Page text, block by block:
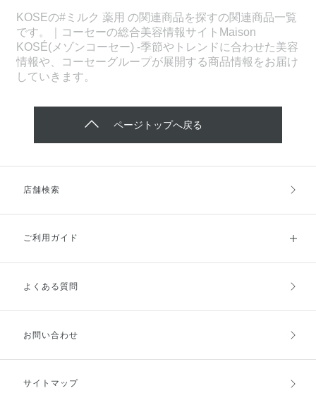
KOSEの#ミルク 薬用 の関連商品を探すの関連商品一覧
です。｜コーセーの総合美容情報サイトMaison
KOSÉ(メゾンコーセー) -季節やトレンドに合わせた美容
情報や、コーセーグループが展開する商品情報をお届け
していきます。
ページトップへ戻る
店舗検索
ご利用ガイド
ご利用ガイドトップ
お支払方法
キャンセル・返品・交換
よくある質問
お問い合わせ
サイトマップ